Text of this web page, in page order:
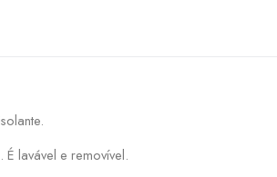
lavável e removível.